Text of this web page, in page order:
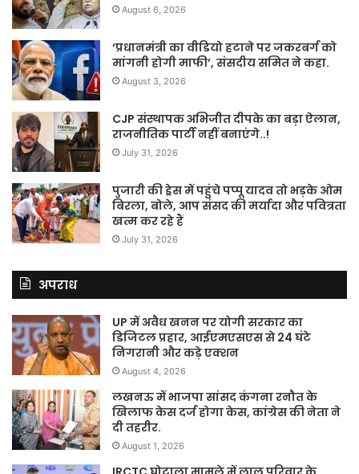
August 6, 2026
‘प्रधानमंत्री का वीडियो हटाने पर जकरबर्ग को
मांगनी होगी माफी’, संसदीय समित ने कहा.
August 3, 2026
CJP संस्थापक अभिजीत दीपके का बड़ा ऐलान,
राजनीतिक पार्टी नहीं बनाएंगे..!
July 31, 2026
पुजारी की ड्रेस में पहुंचे पप्पू यादव तो भड़के ओम
बिरला, बोले, आप संसद की मर्यादा और पवित्रता
खत्म कर रहे हैं
July 31, 2026
अपराध
UP में अवैध खनन पर योगी सरकार का
डिजिटल प्रहार, आईएमएसएस से 24 घंटे
निगरानी और कड़े एक्शन
August 4, 2026
लखनऊ में भाजपा सांसद कंगना रनौत के
खिलाफ केस दर्ज होगा केस, कांग्रेस की नेता ने
दी तहरीर.
August 1, 2026